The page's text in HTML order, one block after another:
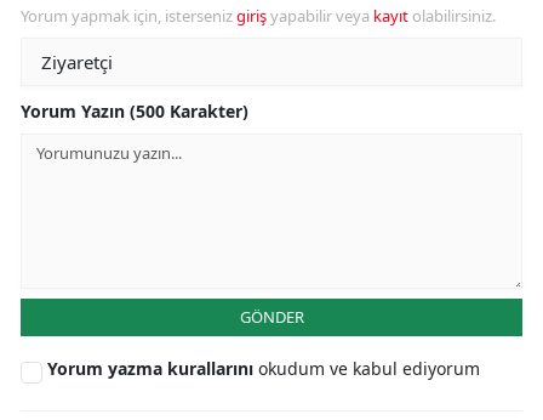
Yorum yapmak için, istersenizgirişyapabilir veya kayıt olabilirsiniz.
Yorum Yazın (500 Karakter)
GÖNDER
Yorum yazma kurallarını okudum ve kabul ediyorum